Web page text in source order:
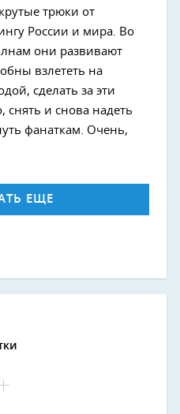
трюки от
России и мира. Во
они развивают
взлететь на
сделать за эти
снять и снова надеть
фанаткам. Очень,
ЕЩЕ